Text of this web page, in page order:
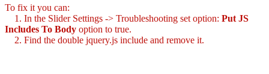
To fix it you can:
1. In the Slider Settings -> Troubleshooting set option: Put JS
Includes To Body option to true.
2. Find the double jquery.js include and remove it.